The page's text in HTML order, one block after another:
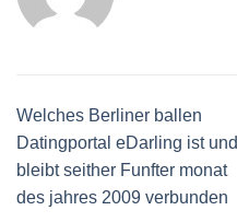
Welches Berliner ballen
Datingportal eDarling ist und
bleibt seither Funfter monat
des jahres 2009 verbunden